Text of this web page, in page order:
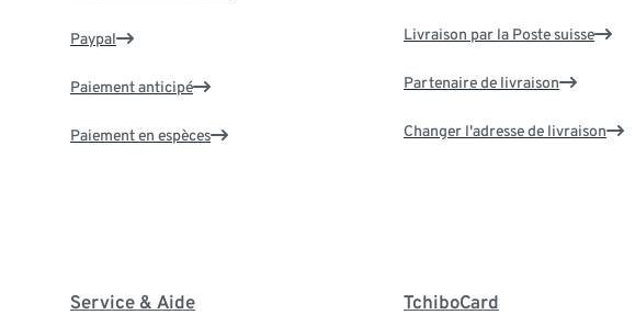
Paypal
Paiement anticipé
Paiement en espèces
Livraison par la Poste suisse
Partenaire de livraison
Changer l'adresse de livraison
Service & Aide TchiboCard